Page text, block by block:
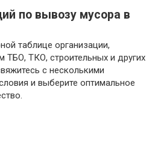
по вывозу мусора в
таблице организации,
ТКО, строительных и других
с несколькими
и выберите оптимальное